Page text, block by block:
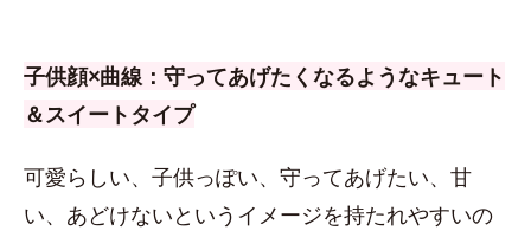
子供顔×曲線：守ってあげたくなるようなキュート
＆スイートタイプ
可愛らしい、子供っぽい、守ってあげたい、甘
い、あどけないというイメージを持たれやすいの